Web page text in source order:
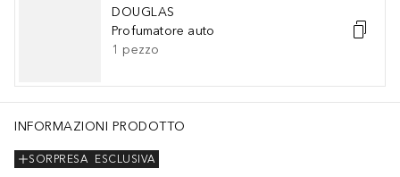
DOUGLAS
Profumatore auto
1 pezzo
INFORMAZIONI PRODOTTO
ESCLUSIVA
SORPRESA